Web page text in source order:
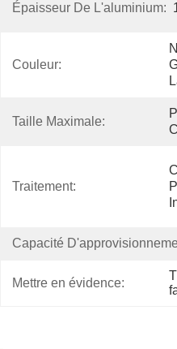
Épaisseur De L'aluminium:
Couleur:
Taille Maximale:
Traitement:
Capacité
Mettre en évidence: